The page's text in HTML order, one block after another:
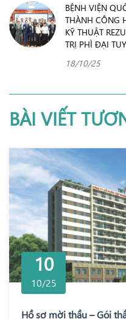
BỆNH VIỆN
THÀNH CÔNG
KỸ THUẬT
TRỊ PHÌ ĐẠI
18/10/25
BÀI VIẾT
10
10/25
Hồ sơ mời thầu – Gói